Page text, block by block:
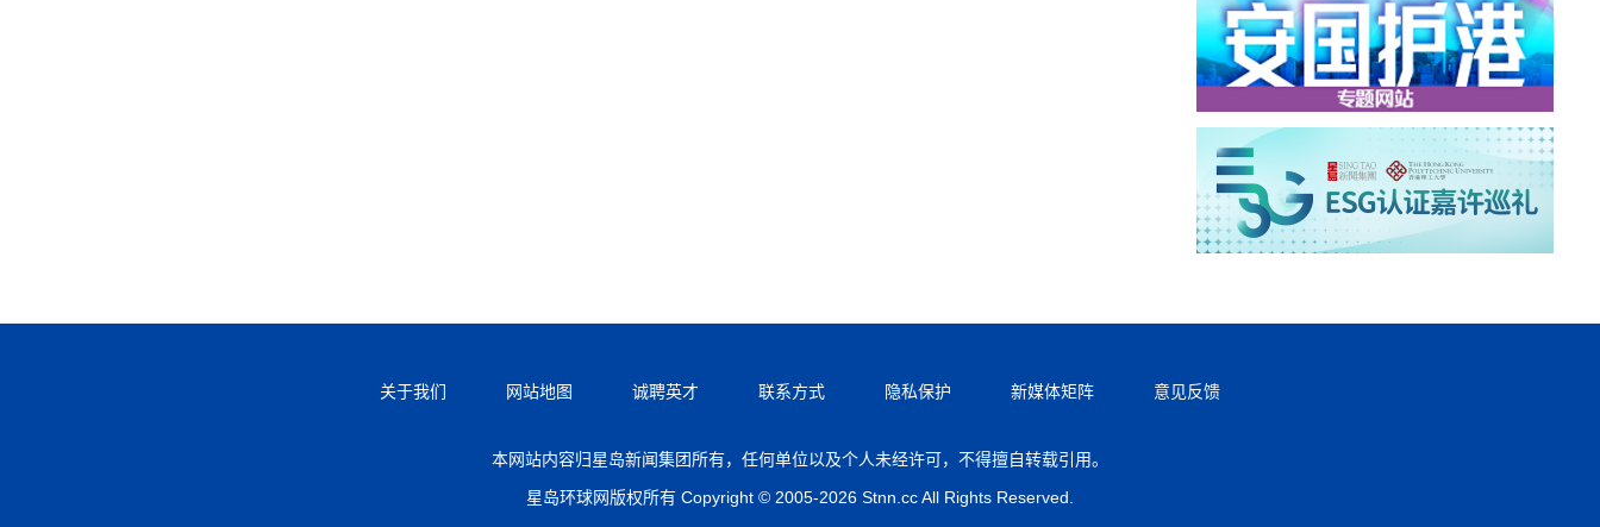
关于我们 网站地图 诚聘英才 联系方式 隐私保护 新媒体矩阵 意见反馈
本网站内容归星岛新闻集团所有，任何单位以及个人未经许可，不得擅自转载引用。
星岛环球网版权所有 Copyright © 2005-2026 Stnn.cc All Rights Reserved.